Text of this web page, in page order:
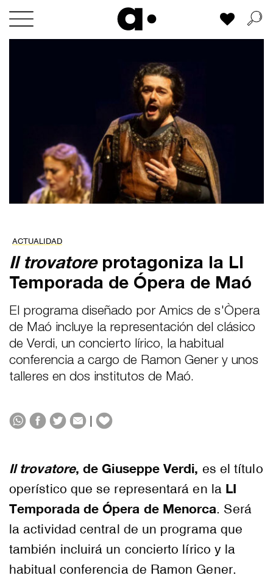
Skip
content
Mi lista
ACTUALIDAD
Il trovatoreprotagoniza la LI
Temporada de Ópera de Maó
El programa diseñado por Amics de s'Òpera
de Maó incluye la representación del clásico
de Verdi, un concierto lírico, la habitual
conferencia a cargo de Ramon Gener y unos
talleres en dos institutos de Maó.
|
Il trovatore, de Giuseppe Verdi, es el título
operístico que se representará en laLI
Temporada de Ópera de Menorca. Será
la actividad central de un programa que
también incluirá un concierto lírico y la
habitual conferencia de Ramon Gener.